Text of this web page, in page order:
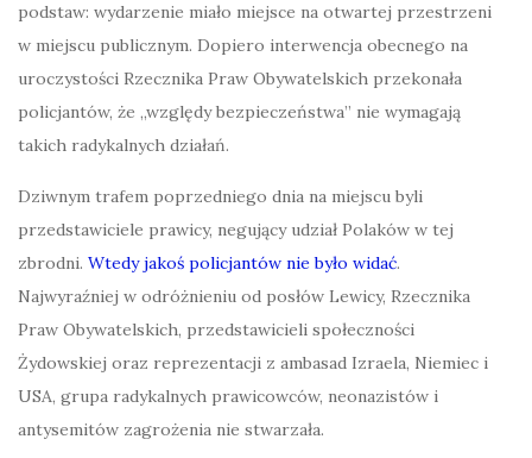
podstaw: wydarzenie miało miejsce na otwartej przestrzeni
w miejscu publicznym. Dopiero interwencja obecnego na
uroczystości Rzecznika Praw Obywatelskich przekonała
policjantów, że „względy bezpieczeństwa” nie wymagają
takich radykalnych działań.
Dziwnym trafem poprzedniego dnia na miejscu byli
przedstawiciele prawicy, negujący udział Polaków w tej
zbrodni. Wtedy jakoś policjantów nie było widać.
Najwyraźniej w odróżnieniu od posłów Lewicy, Rzecznika
Praw Obywatelskich, przedstawicieli społeczności
Żydowskiej oraz reprezentacji z ambasad Izraela, Niemiec i
USA, grupa radykalnych prawicowców, neonazistów i
antysemitów zagrożenia nie stwarzała.